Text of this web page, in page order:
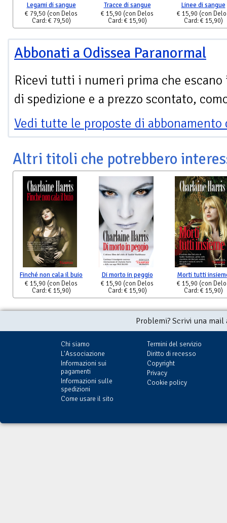
Legami di sangue
€ 79,50 (con Delos
Card: € 79,50)
Tracce di sangue
€ 15,90 (con Delos
Card: € 15,90)
Linee di sangue
€ 15,90 (con
Card: € 15,90)
Abbonati a Odissea Paranormal
Ricevi tutti i numeri prima che escano
di spedizione e a prezzo scontato,
Vedi tutte le proposte di
Altri titoli che potrebbero
Finché non cala il buio
€ 15,90 (con Delos
Card: € 15,90)
Di morto in peggio
€ 15,90 (con Delos
Card: € 15,90)
Morti tutti
€ 15,90 (con
Card: € 15,90)
Problemi? Scrivi una
Chi siamo
L'Associazione
Informazioni sui
pagamenti
Informazioni sulle
spedizioni
Come usare il sito
Termini del servizio
Diritto di recesso
Copyright
Privacy
Cookie policy